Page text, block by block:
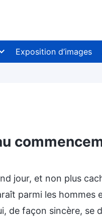
Exposition d’images
jour, et non plus
parmi les hommes
de façon sincère, se